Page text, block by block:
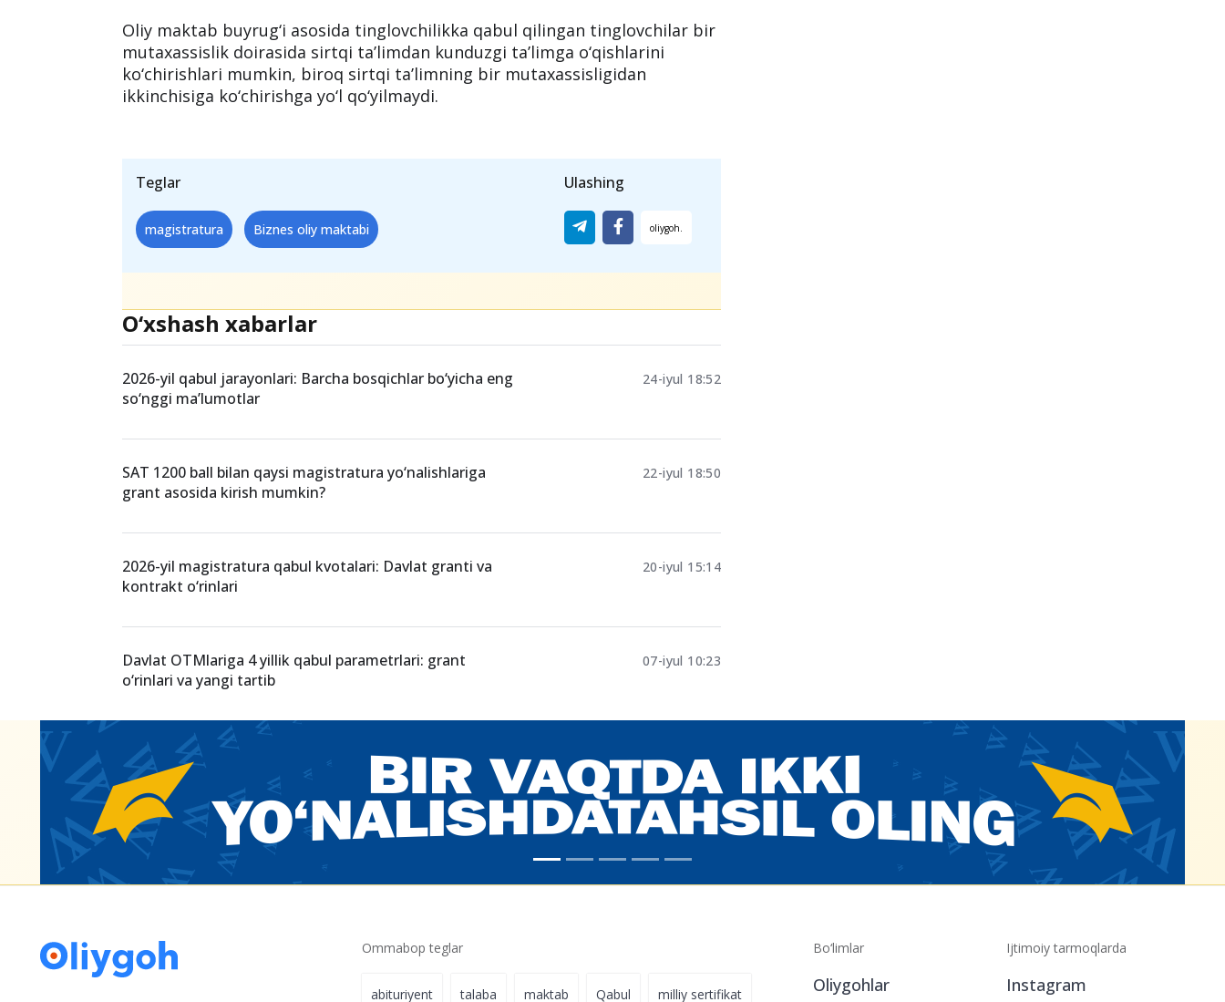
Oliy maktab buyrug‘i asosida tinglovchilikka qabul qilingan tinglovchilar bir
mutaxassislik doirasida sirtqi ta’limdan kunduzgi ta’limga o‘qishlarini
ko‘chirishlari mumkin, biroq sirtqi ta’limning bir mutaxassisligidan
ikkinchisiga ko‘chirishga yo‘l qo‘yilmaydi.
Teglar
magistratura Biznes oliy maktabi
Ulashing
O‘xshash xabarlar
2026-yil qabul jarayonlari: Barcha bosqichlar bo‘yicha eng
so‘nggi ma’lumotlar
24-iyul 18:52
SAT 1200 ball bilan qaysi magistratura yo‘nalishlariga
grant asosida kirish mumkin?
22-iyul 18:50
2026-yil magistratura qabul kvotalari: Davlat granti va
kontrakt o‘rinlari
20-iyul 15:14
Davlat OTMlariga 4 yillik qabul parametrlari: grant
o‘rinlari va yangi tartib
07-iyul 10:23
Ommabop teglar
abituriyent talaba maktab Qabul milliy sertifikat
Bo‘limlar
Oliygohlar
Ijtimoiy tarmoqlarda
Instagram